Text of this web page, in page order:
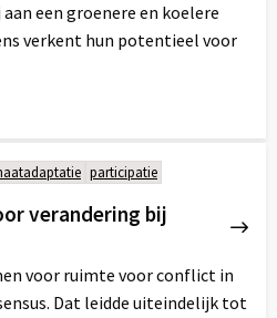
een groenere en koelere
verkent hun potentieel voor
participatie
verandering bij
voor ruimte voor conflict in
Dat leidde uiteindelijk tot